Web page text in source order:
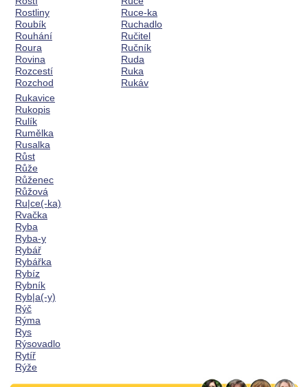
Rostliny
Roubík
Rouhání
Roura
Rovina
Rozcestí
Rozchod
Ruce-ka
Ruchadlo
Ručitel
Ručník
Ruda
Ruka
Rukáv
Rukavice
Rukopis
Rulík
Rumělka
Rusalka
Růst
Růže
Růženec
Růžová
Ru|ce(-ka)
Rvačka
Ryba
Ryba-y
Rybář
Rybářka
Rybíz
Rybník
Ryb|a(-y)
Rýč
Rýma
Rys
Rýsovadlo
Rytíř
Rýže